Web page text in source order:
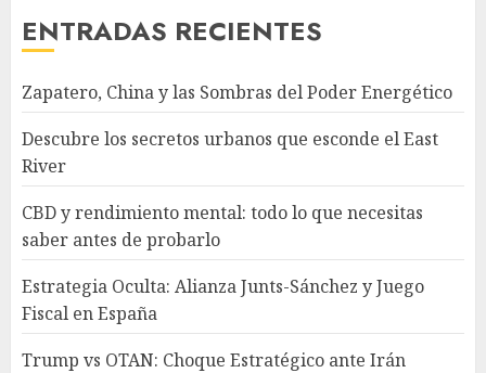
ENTRADAS RECIENTES
Zapatero, China y las Sombras del Poder Energético
Descubre los secretos urbanos que esconde el East
River
CBD y rendimiento mental: todo lo que necesitas
saber antes de probarlo
Estrategia Oculta: Alianza Junts-Sánchez y Juego
Fiscal en España
Trump vs OTAN: Choque Estratégico ante Irán